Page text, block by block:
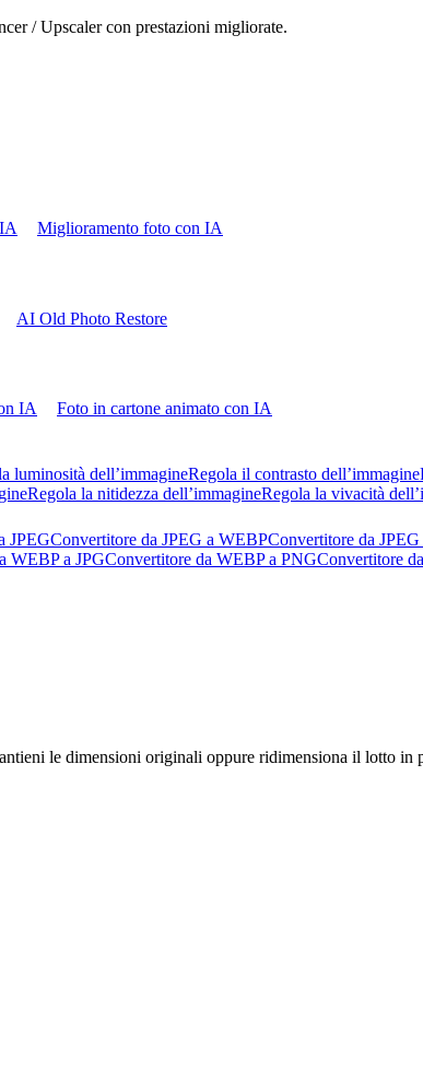
/ Upscaler con prestazioni migliorate.
Miglioramento foto con IA
AI Old Photo Restore
IA
Foto in cartone animato con IA
luminosità dell’immagineRegola il contrasto dell’immagine
Regola la nitidezza dell’immagineRegola la vivacità
JPEGConvertitore da JPEG a WEBPConvertitore da JPEG
WEBP a JPGConvertitore da WEBP a PNGConvertitore
le dimensioni originali oppure ridimensiona il lotto in